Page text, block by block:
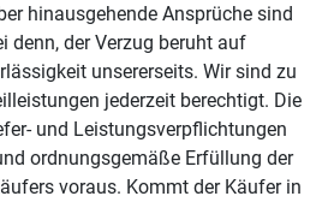
hinausgehende Ansprüche sind
denn, der Verzug beruht auf
unsererseits. Wir sind zu
jederzeit berechtigt. Die
und Leistungsverpflichtungen
ordnungsgemäße Erfüllung der
voraus. Kommt der Käufer in